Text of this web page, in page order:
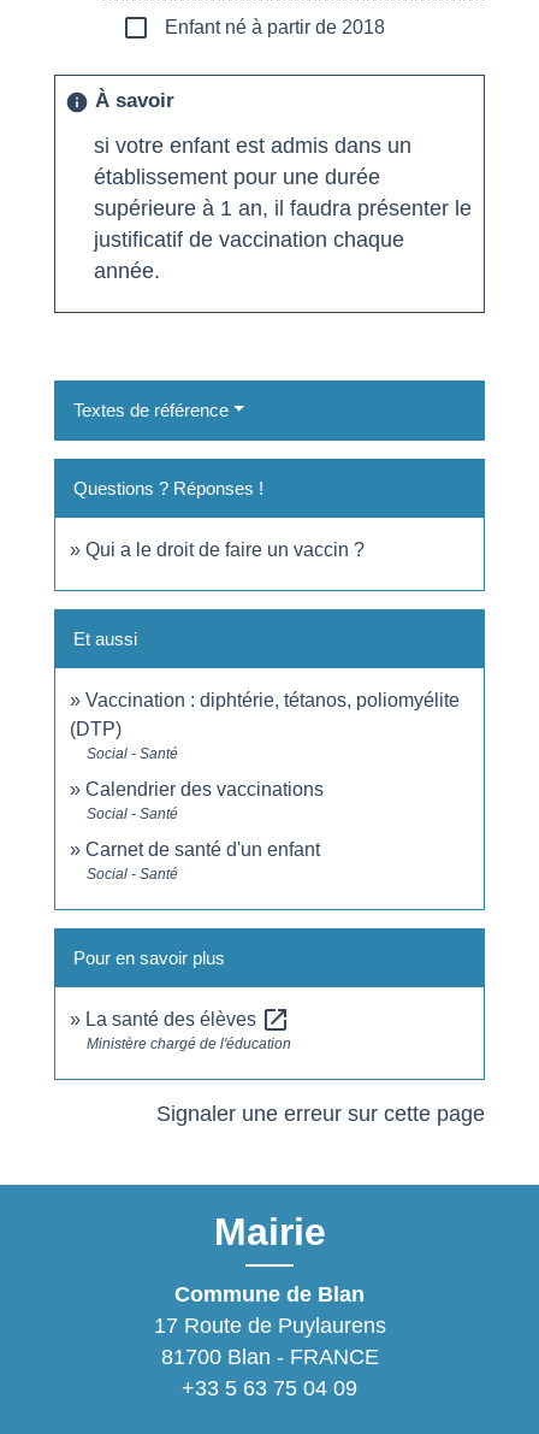
check_box_outline_blank Enfant né à partir de 2018
info À savoir
si votre enfant est admis dans un
établissement pour une durée
supérieure à 1 an, il faudra présenter le
justificatif de vaccination chaque
année.
Textes de référence
Questions ? Réponses !
Qui a le droit de faire un vaccin ?
Et aussi
Vaccination : diphtérie, tétanos, poliomyélite
(DTP)
Social - Santé
Calendrier des vaccinations
Social - Santé
Carnet de santé d'un enfant
Social - Santé
Pour en savoir plus
La santé des élèves open_in_new
Ministère chargé de l'éducation
Signaler une erreur sur cette page
Mairie
Commune de Blan
17 Route de Puylaurens
81700 Blan - FRANCE
+33 5 63 75 04 09